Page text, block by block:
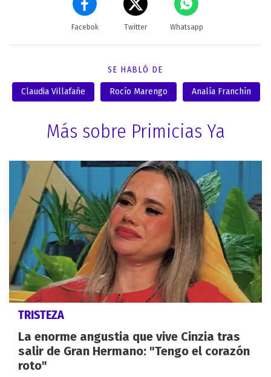
Facebok Twitter Whatsapp
SE HABLÓ DE
Claudia Villafañe Rocío Marengo Analía Franchín
Más sobre Primicias Ya
TRISTEZA
La enorme angustia que vive Cinzia tras
salir de Gran Hermano: "Tengo el corazón
roto"